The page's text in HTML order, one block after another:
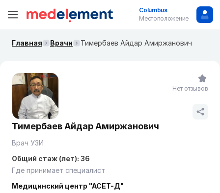
Columbus
Местоположение
Главная Врачи Тимербаев Айдар Амиржанович
Тимербаев Айдар Амиржанович
Врач УЗИ
Общий стаж (лет): 36
Где принимает специалист
Медицинский центр "АСЕТ-Д"
Нет отзывов